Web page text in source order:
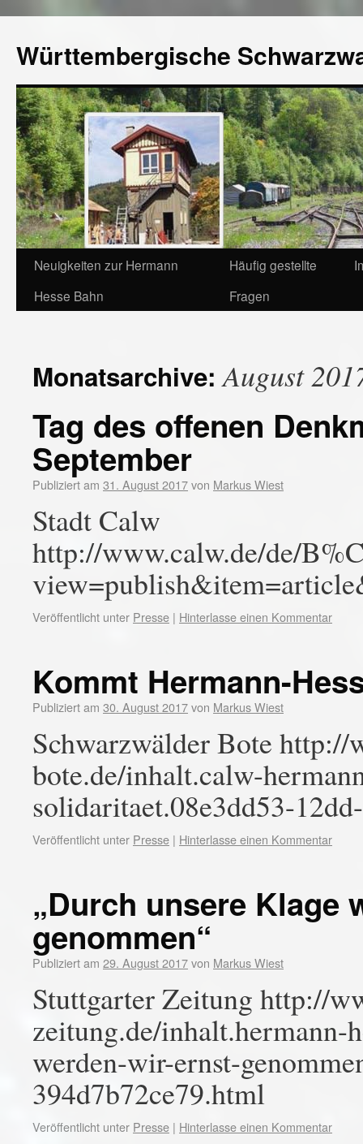
Württembergische
Neuigkeiten zur Hermann
Hesse Bahn
Häufig gestellte
Fragen
Monatsarchive:August
Tag des offenen
September
Publiziert am 31. August 2017von Markus Wiest
Stadt Calw
http://www.calw.de/de/
Veröffentlicht unter Presse | Hinterlasse einen Kommentar
Kommt Hermann-
Publiziert am 30. August 2017von Markus Wiest
Schwarzwälder Bote http://
bote.de/inhalt.calw-
solidaritaet.08e3dd53-
Veröffentlicht unter Presse | Hinterlasse einen Kommentar
„Durch unsere Klage
genommen“
Publiziert am 29. August 2017von Markus Wiest
Stuttgarter Zeitung http://
zeitung.de/inhalt.hermann-
werden-wir-ernst-
394d7b72ce79.html
Veröffentlicht unter Presse | Hinterlasse einen Kommentar